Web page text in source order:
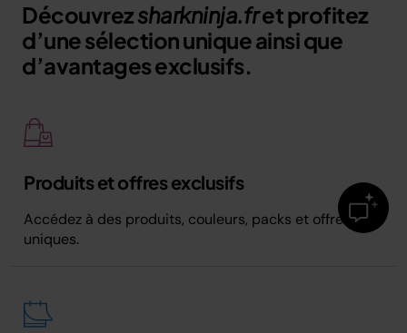
Découvrezsharkninja.fret profitez
d’une sélection unique ainsi que
d’avantages exclusifs.
Produits et offres exclusifs
Accédez à des produits, couleurs, packs et offres
uniques.